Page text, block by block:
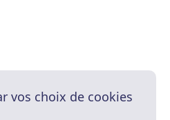
vos choix de cookies